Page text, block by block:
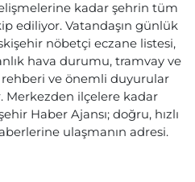
kadar şehrin tüm
ediliyor. Vatandaşın günlük
nöbetçi eczane listesi,
hava durumu, tramvay ve
ve önemli duyurular
Merkezden ilçelere kadar
Haber Ajansı; doğru, hızlı
ulaşmanın adresi.